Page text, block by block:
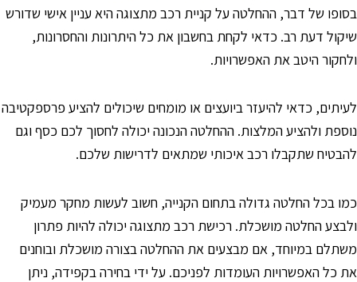
של דבר, ההחלטה על קניית רכב מתצוגה היא עניין אישי שדורש
דעת רב. כדאי לקחת בחשבון את כל היתרונות והחסרונות,
היטב את האפשרויות.
כדאי להיעזר ביועצים או מומחים שיכולים להציע פרספקטיבה
ולהציע המלצות. ההחלטה הנכונה יכולה לחסוך לכם כסף וגם
שתקבלו רכב איכותי שמתאים לדרישות שלכם.
בכל החלטה גדולה בתחום הקנייה, חשוב לעשות מחקר מעמיק
החלטה מושכלת. רכישת רכב מתצוגה יכולה להיות פתרון
במיוחד, אם מבצעים את ההחלטה בצורה מושכלת ובוחנים
כל האפשרויות העומדות לפניכם. על ידי בחירה בקפידה, ניתן